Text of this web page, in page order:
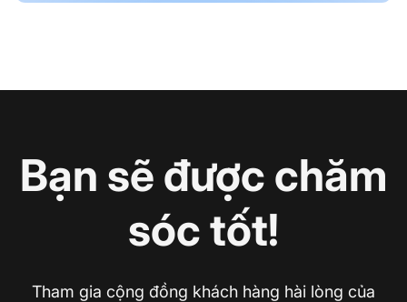
Bạn sẽ được chăm
sóc tốt!
Tham gia cộng đồng khách hàng hài lòng của